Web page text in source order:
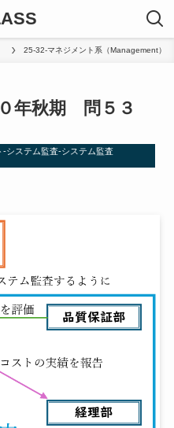
25-32-マネジメント系（Management）
年秋期 問５３
システム監査-システム監査